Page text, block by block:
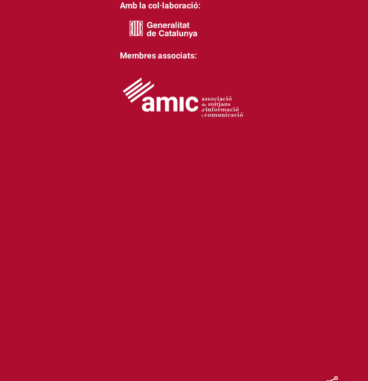
Amb la col·laboració:
Membres associats: